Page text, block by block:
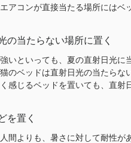
アコンが直接当たる場所にはベ
の当たらない場所に置く
いといっても、夏の直射日光に
のベッドは直射日光の当たらな
感じるベッドを置いても、直射
を置く
間よりも、暑さに対して耐性が